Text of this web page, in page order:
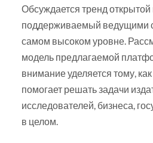
Обсуждается тренд открытой
поддерживаемый ведущими
самом высоком уровне.
модель предлагаемой
внимание уделяется тому,
помогает решать задачи
исследователей, бизнеса,
в целом.